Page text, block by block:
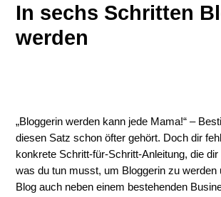
In sechs Schritten
werden
„Bloggerin werden kann jede Mama!“ –
diesen Satz schon öfter gehört. Doch dir
konkrete Schritt-für-Schritt-Anleitung, die dir
was du tun musst, um Bloggerin zu werden
Blog auch neben einem bestehenden